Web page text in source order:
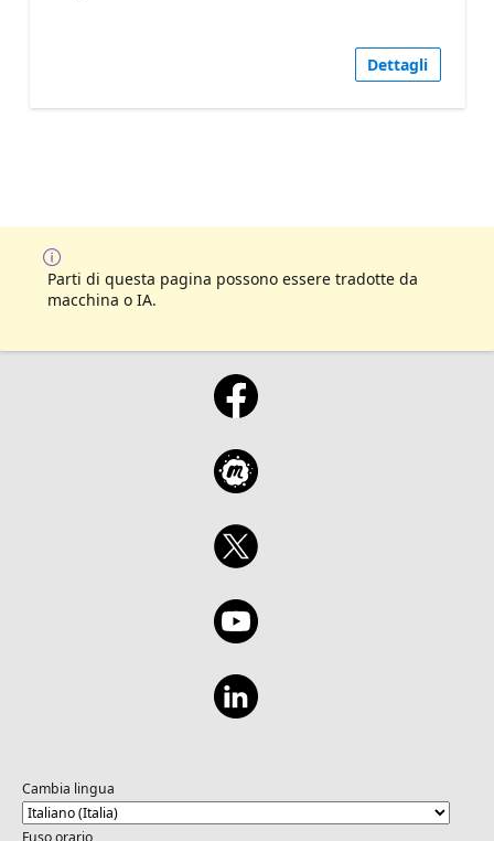
Dettagli
Parti di questa pagina possono essere tradotte da
macchina o IA.
Cambia lingua
Fuso orario